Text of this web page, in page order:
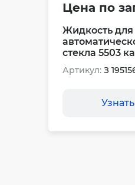
Цена по
Жидкость для
стекла 5503
Артикул: З